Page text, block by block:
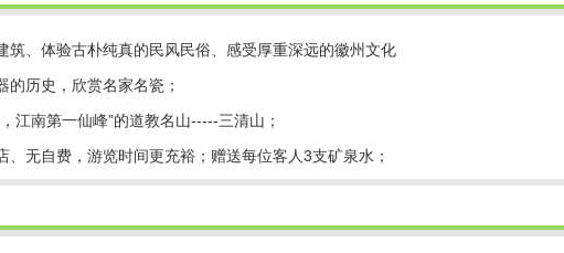
筑、体验古朴纯真的民风民俗、感受厚重深远的徽州文化
的历史，欣赏名家名瓷；
江南第一仙峰”的道教名山-----三清山；
、无自费，游览时间更充裕；赠送每位客人3支矿泉水；